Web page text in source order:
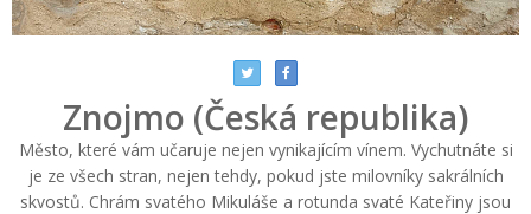
Znojmo (Česká republika)
Město, které vám učaruje nejen vynikajícím vínem. Vychutnáte si
je ze všech stran, nejen tehdy, pokud jste milovníky sakrálních
skvostů. Chrám svatého Mikuláše a rotunda svaté Kateřiny jsou